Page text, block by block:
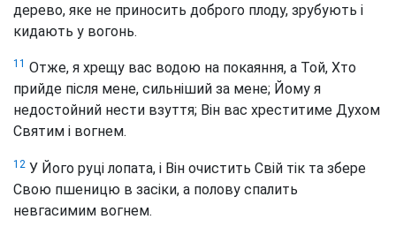
дерево, яке не приносить доброго плоду, зрубують і
кидають у вогонь.
11 Отже, я хрещу вас водою на покаяння, а Той, Хто
прийде після мене, сильніший за мене; Йому я
недостойний нести взуття; Він вас хреститиме Духом
Святим і вогнем.
12 У Його руці лопата, і Він очистить Свій тік та збере
Свою пшеницю в засіки, а полову спалить
невгасимим вогнем.